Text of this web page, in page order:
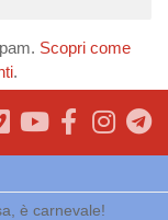
Scopri come
.
è carnevale!